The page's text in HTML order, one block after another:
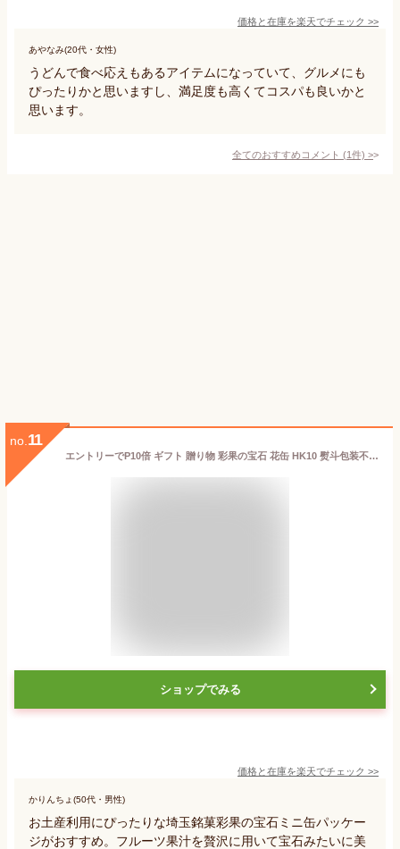
価格と在庫を楽天でチェック >>
あやなみ(20代・女性)
うどんで食べ応えもあるアイテムになっていて、グルメにも
ぴったりかと思いますし、満足度も高くてコスパも良いかと
思います。
全てのおすすめコメント (1件) >
no. 11
エントリーでP10倍 ギフト 贈り物 彩果の宝石 花缶 HK10 熨斗包装不可 エントリーでポイント10倍（6月11日01：59迄）
ショップでみる
価格と在庫を楽天でチェック >>
かりんちょ(50代・男性)
お土産利用にぴったりな埼玉銘菓彩果の宝石ミニ缶パッケー
ジがおすすめ。フルーツ果汁を贅沢に用いて宝石みたいに美